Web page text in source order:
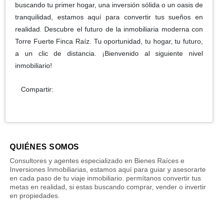
buscando tu primer hogar, una inversión sólida o un oasis de
tranquilidad, estamos aquí para convertir tus sueños en
realidad. Descubre el futuro de la inmobiliaria moderna con
Torre Fuerte Finca Raíz. Tu oportunidad, tu hogar, tu futuro,
a un clic de distancia. ¡Bienvenido al siguiente nivel
inmobiliario!
Compartir:
QUIÉNES SOMOS
Consultores y agentes especializado en Bienes Raíces e
Inversiones Inmobiliarias, estamos aquí para guiar y asesorarte
en cada paso de tu viaje inmobiliario. permítanos convertir tus
metas en realidad, si estas buscando comprar, vender o invertir
en propiedades.